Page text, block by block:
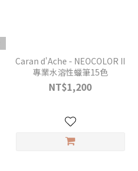
Caran d'Ache - NEOCOLOR II
專業水溶性蠟筆15色
NT$1,200